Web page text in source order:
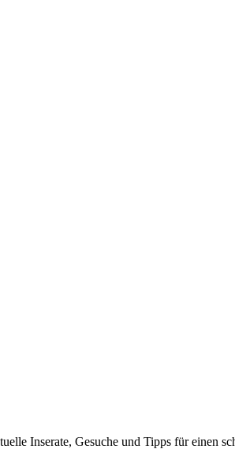
Inserate, Gesuche und Tipps für einen